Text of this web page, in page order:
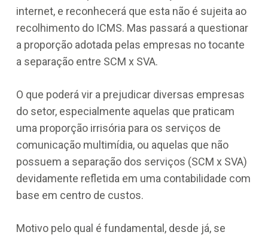
internet, e reconhecerá que esta não é sujeita ao
recolhimento do ICMS. Mas passará a questionar
a proporção adotada pelas empresas no tocante
a separação entre SCM x SVA.
O que poderá vir a prejudicar diversas empresas
do setor, especialmente aquelas que praticam
uma proporção irrisória para os serviços de
comunicação multimídia, ou aquelas que não
possuem a separação dos serviços (SCM x SVA)
devidamente refletida em uma contabilidade com
base em centro de custos.
Motivo pelo qual é fundamental, desde já, se